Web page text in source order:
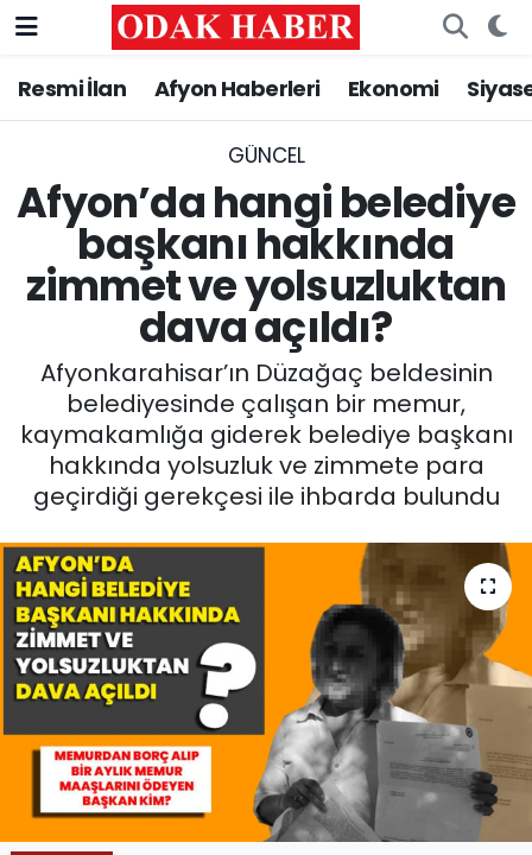
Resmi İlan Afyon Haberleri Ekonomi
GÜNCEL
Afyon’da hangi belediye
başkanı hakkında
zimmet ve yolsuzluktan
dava açıldı?
Afyonkarahisar’ın Düzağaç beldesinin
belediyesinde çalışan bir memur,
kaymakamlığa giderek belediye başkanı
hakkında yolsuzluk ve zimmete para
geçirdiği gerekçesi ile ihbarda bulundu
AFYONKARAHİSAR HABERLERİ
ASAYİŞ
GÜNCEL
SİYASET
EĞİTİM
MAGAZİN
SAĞLIK
SPOR
11:11 MANŞET
Nöbetçi Eczaneler
Trafik Durumu
Süper Lig Puan Durumu ve Fikstür
Tüm Manşetler
Son Dakika Haberleri
Haber Arşivi